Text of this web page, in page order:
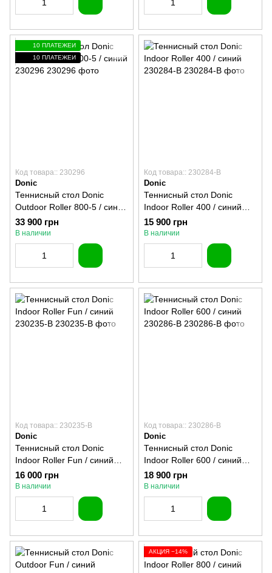
10 ПЛАТЕЖЕЙ
10 ПЛАТЕЖЕЙ
Код товара:: 230296
Donic
Теннисный стол Donic
Outdoor Roller 800-5 / синий
230296
33 900 грн
В наличии
Код товара:: 230284-B
Donic
Теннисный стол Donic
Indoor Roller 400 / синий
230284-B
15 900 грн
В наличии
Код товара:: 230235-B
Donic
Теннисный стол Donic
Indoor Roller Fun / синий
230235-B
16 000 грн
В наличии
Код товара:: 230286-B
Donic
Теннисный стол Donic
Indoor Roller 600 / синий
230286-B
18 900 грн
В наличии
АКЦИЯ −14%